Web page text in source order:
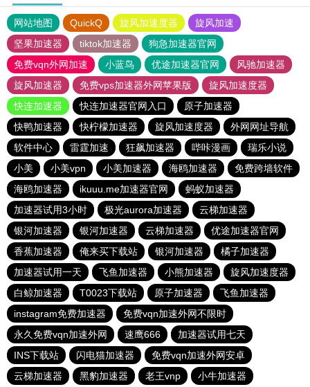
网站地图 QuickQ 旋风加速度器
旋风加速
坚果加速器
tiktok加速器
狗急加速器官网
免费vqn外网加速
小蓝鸟 优途加速器官网
风驰加速器
旋风加速器
免费vps加速器外网苹果版
旋风加速度器
快连加速器
快连加速器官网入口
原子加速器
快鸭加速器
快柠檬加速器 旋风加速度器
外网网址导航
软件中心
雷霆加速 狂飙加速器 哔咔漫画
瑞乐小说
小美
小美vpn 小美加速器 海鸥加速器
免费跨墙软件
海鸥加速器
ikuuu.me加速器官网
蚂蚁加速器
加速器试用3小时
极光aurora加速器
云梯加速器
银河加速器
银河加速器 云梯加速器
优途加速器官网
香蕉加速器
俺来买下载站 银河加速器
橘子加速器
加速器试用一天
飞鱼加速器 小熊加速器
旋风加速度器
白鲸加速器
T0023下载站 原子加速器
飞鱼加速器
instagram免费加速器
免费vqn加速外网不限时
永久免费vqn加速外网
速鹰666
加速器试用七天
INS下载站
闪电猫加速器
免费vqn加速外网安卓
云梯加速器
黑豹加速器 老王vnp 小牛加速器